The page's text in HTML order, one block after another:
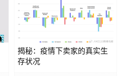
揭秘：疫情下卖家的真实生
存状况